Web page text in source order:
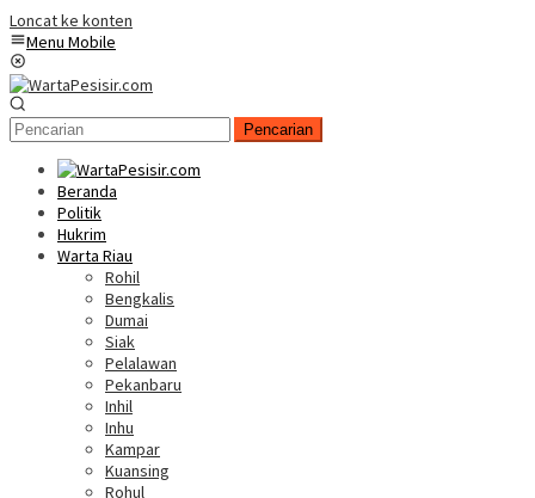
Loncat ke konten
Menu Mobile
Pencarian
Beranda
Politik
Hukrim
Warta Riau
Rohil
Bengkalis
Dumai
Siak
Pelalawan
Pekanbaru
Inhil
Inhu
Kampar
Kuansing
Rohul